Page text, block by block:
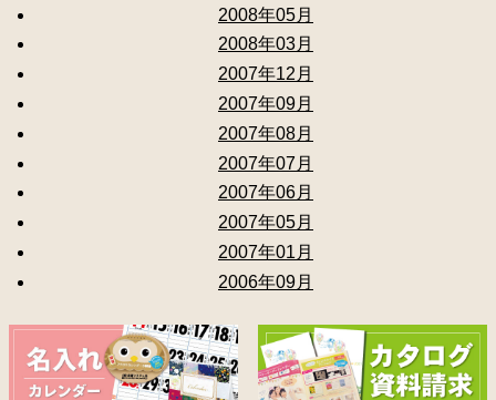
2008年05月
2008年03月
2007年12月
2007年09月
2007年08月
2007年07月
2007年06月
2007年05月
2007年01月
2006年09月